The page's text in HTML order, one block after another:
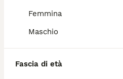
Femmina
Maschio
Fascia di età
Terrier in Italia?